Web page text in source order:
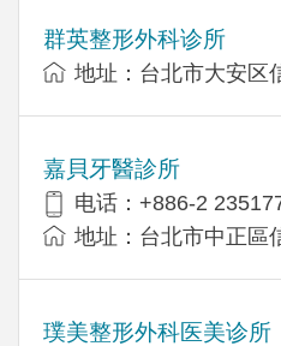
群英整形外科诊所
地址：台北市大安区
嘉貝牙醫診所
电话：+886-2
地址：台北市中正區
璞美整形外科医美诊所